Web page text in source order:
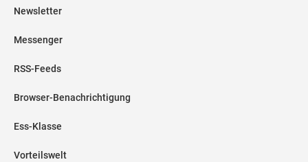
Newsletter
Messenger
RSS-Feeds
Browser-Benachrichtigung
Ess-Klasse
Vorteilswelt